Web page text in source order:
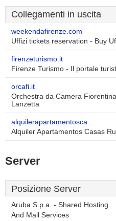
Collegamenti in uscita
weekendafirenze.com
Uffizi tickets reservation - Buy
firenzeturismo.it
Firenze Turismo - Il portale
orcafi.it
Orchestra da Camera
Lanzetta
alquilerapartamentosca..
Alquiler Apartamentos Casas
Server
Posizione Server
Aruba S.p.a. - Shared Hosting
And Mail Services